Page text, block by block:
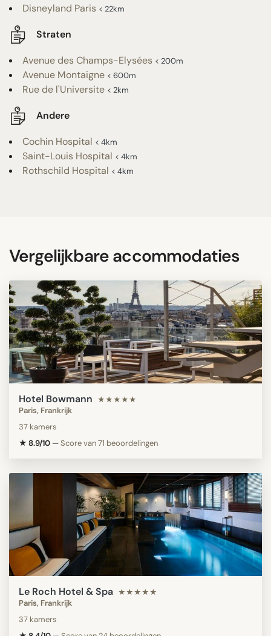
Disneyland Paris < 22km
Straten
Avenue des Champs-Elysées < 200m
Avenue Montaigne < 600m
Rue de l'Universite < 2km
Andere
Cochin Hospital < 4km
Saint-Louis Hospital < 4km
Rothschild Hospital < 4km
Vergelijkbare accommodaties
Hotel Bowmann ★★★★★
Paris, Frankrijk
37 kamers
★ 8.9/10 —Score van 71 beoordelingen
Le Roch Hotel & Spa ★★★★★
Paris, Frankrijk
37 kamers